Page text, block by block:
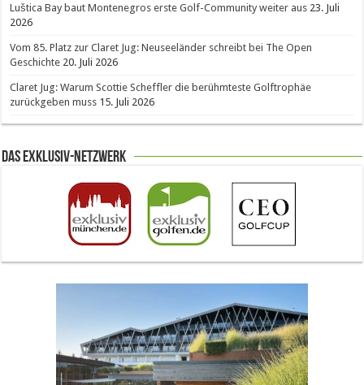
Luštica Bay baut Montenegros erste Golf-Community weiter aus 23. Juli
2026
Vom 85. Platz zur Claret Jug: Neuseeländer schreibt bei The Open
Geschichte 20. Juli 2026
Claret Jug: Warum Scottie Scheffler die berühmteste Golftrophäe
zurückgeben muss 15. Juli 2026
Das Exklusiv-Netzwerk